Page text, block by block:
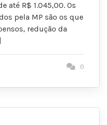
até R$ 1.045,00. Os
pela MP são os que
redução da
0